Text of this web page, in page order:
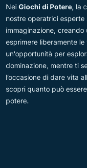
Nei Giochi di Potere, la
nostre operatrici esperte
immaginazione, creando
esprimere liberamente
un'opportunità per
dominazione, mentre ti
l’occasione di dare vita
scopri quanto può
potere.